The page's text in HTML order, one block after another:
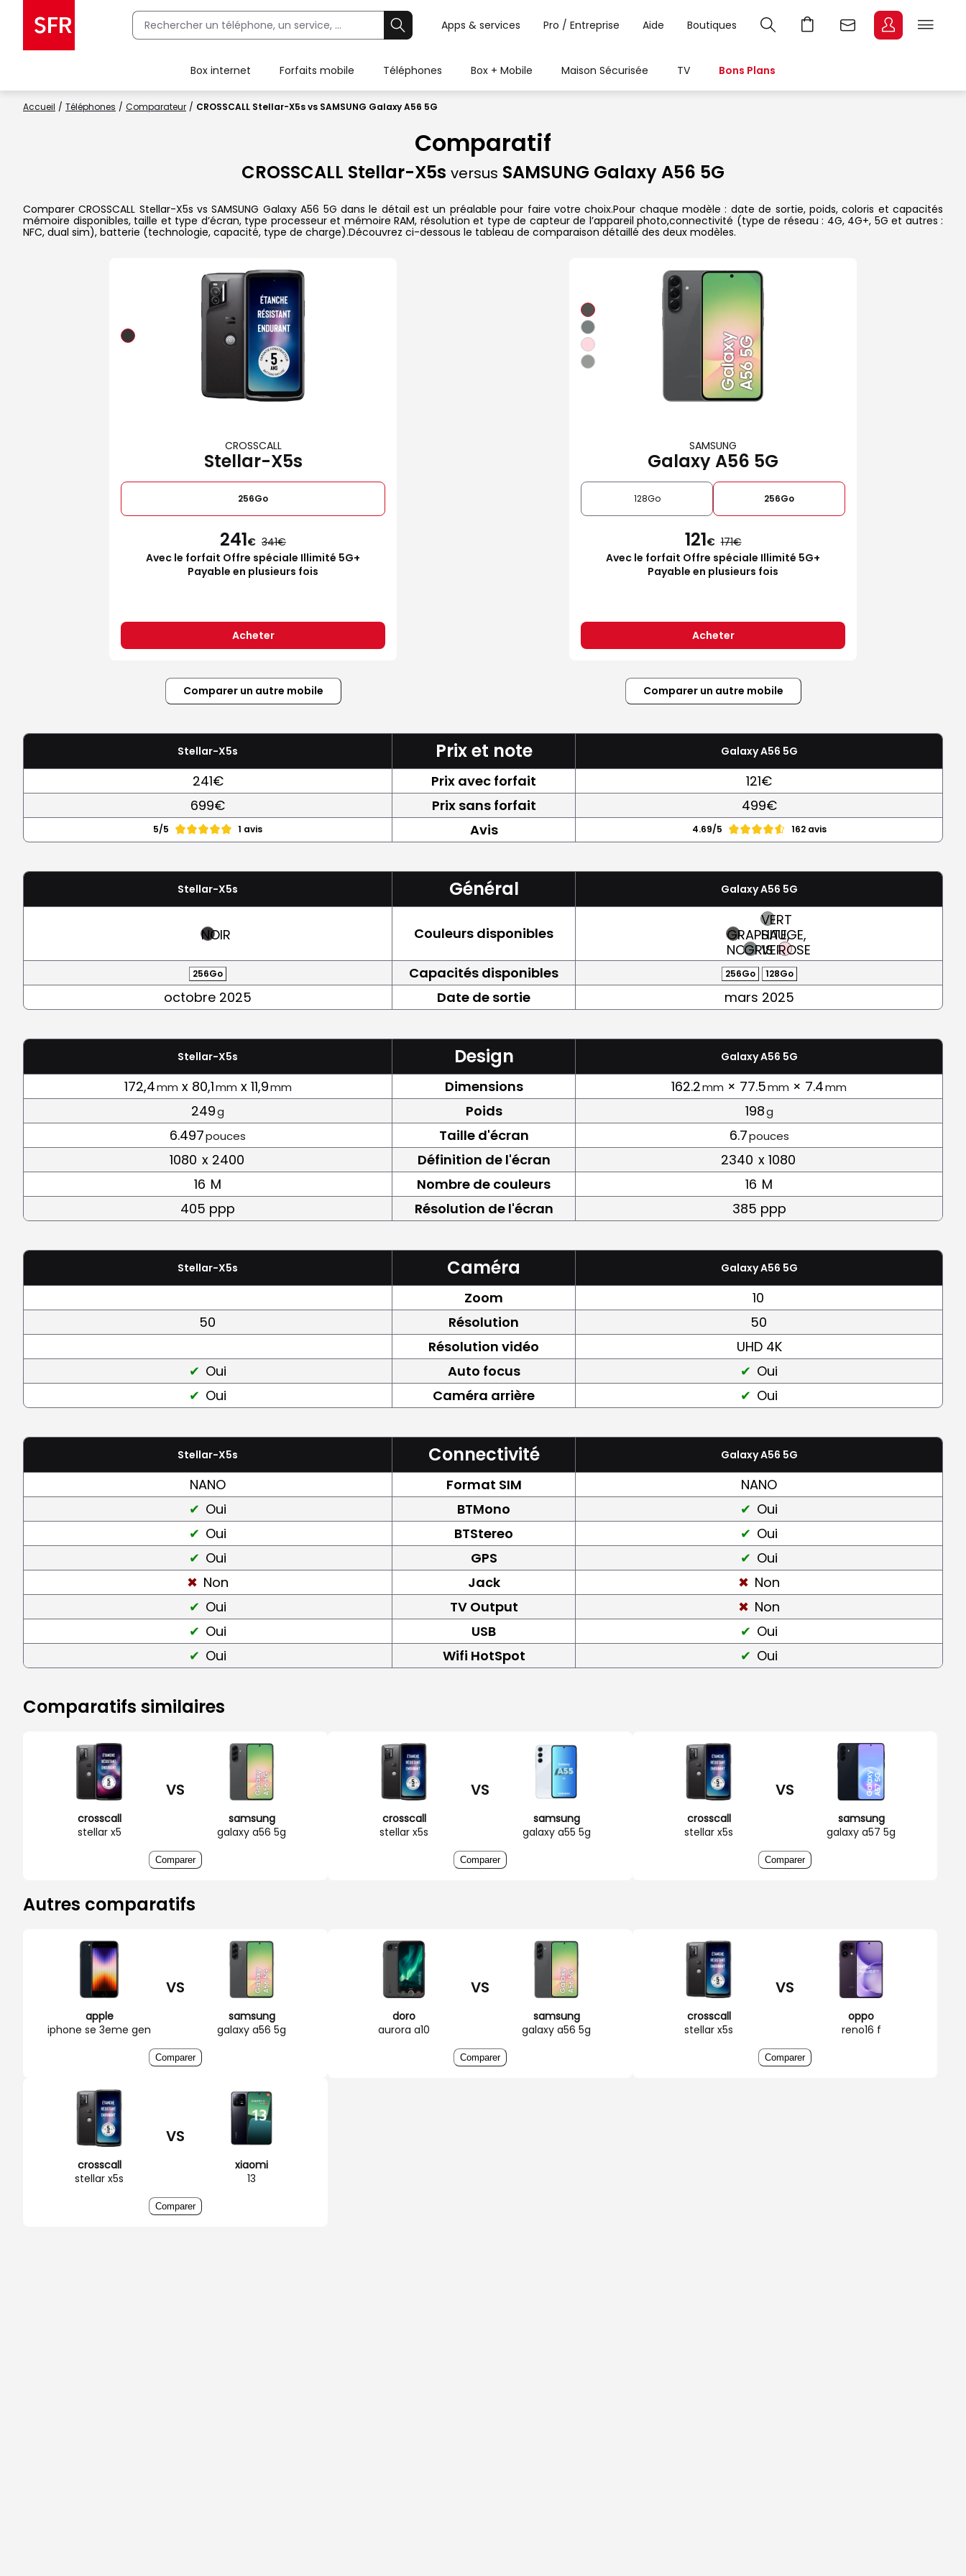
Apps & services Pro / Entreprise Aide Boutiques
Box internet Forfaits mobile Téléphones Box + Mobile Maison Sécurisée TV Bons Plans
Accueil Téléphones Comparateur CROSSCALL Stellar-X5s vs SAMSUNG Galaxy A56 5G
Comparatif
CROSSCALL Stellar-X5s versus SAMSUNG Galaxy A56 5G
Comparer CROSSCALL Stellar-X5s vs SAMSUNG Galaxy A56 5G dans le détail est un préalable pour faire votre choix.Pour chaque modèle : date de sortie, poids, coloris et capacités
mémoire disponibles, taille et type d’écran, type processeur et mémoire RAM, résolution et type de capteur de l’appareil photo,connectivité (type de réseau : 4G, 4G+, 5G et autres :
NFC, dual sim), batterie (technologie, capacité, type de charge).Découvrez ci-dessous le tableau de comparaison détaillé des deux modèles.
CROSSCALL
Stellar-X5s
256Go
241€ 341
Avec le forfait Offre spéciale Illimité 5G+
Payable en plusieurs fois
Acheter
SAMSUNG
Galaxy A56 5G
128Go 256Go
121€ 171
Avec le forfait Offre spéciale Illimité 5G+
Payable en plusieurs fois
Acheter
Comparer un autre mobile Comparer un autre mobile
Stellar-X5s Prix et note Galaxy A56 5G
241€ Prix avec forfait
121€
699€
Prix sans forfait 499€
5/5 1 avis Avis 4.69/5 162 avis
Stellar-X5s Général Galaxy A56 5G
NOIR Couleurs disponibles
GRAPHITE,
NOIRGRIS
VERT
SAUGE,
VERTROSE
256Go Capacités disponibles 256Go 128Go
octobre 2025 Date de sortie mars 2025
Stellar-X5s Design Galaxy A56 5G
172,4mm x 80,1mm x 11,9mm Dimensions 162.2mm × 77.5mm × 7.4mm
249g Poids 198g
6.497pouces Taille d'écran 6.7pouces
1080 x 2400 Définition de l'écran 2340 x 1080
16 M Nombre de couleurs 16 M
405 ppp
Résolution de l'écran 385 ppp
Stellar-X5s Caméra Galaxy A56 5G
Zoom
10
50
Résolution
50
Résolution vidéo
UHD 4K
Oui
Auto focus
Oui
Oui
Caméra arrière Oui
Stellar-X5s Connectivité Galaxy A56 5G
NANO Format SIM
NANO
Oui
BTMono
Oui
Oui
BTStereo
Oui
Oui
GPS
Oui
Non
Jack
Non
Oui
TV Output
Non
Oui
USB
Oui
Oui
Wifi HotSpot Oui
Comparatifs similaires
crosscall
stellar x5
VS
samsung
galaxy a56 5g
Comparer
crosscall
stellar x5s
VS
samsung
galaxy a55 5g
Comparer
crosscall
stellar x5s
VS
samsung
galaxy a57 5g
Comparer
Autres comparatifs
apple
iphone se 3eme gen
VS
samsung
galaxy a56 5g
Comparer
doro
aurora a10
VS
samsung
galaxy a56 5g
Comparer
crosscall
stellar x5s
VS
oppo
reno16 f
Comparer
crosscall
stellar x5s
VS
xiaomi
13
Comparer